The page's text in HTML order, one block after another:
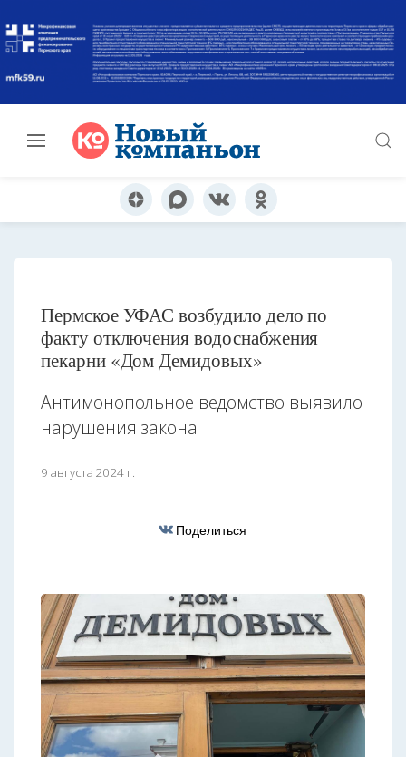
Пермское УФАС возбудило дело по
факту отключения водоснабжения
пекарни «Дом Демидовых»
Антимонопольное ведомство выявило
нарушения закона
9 августа 2024 г.
Поделиться